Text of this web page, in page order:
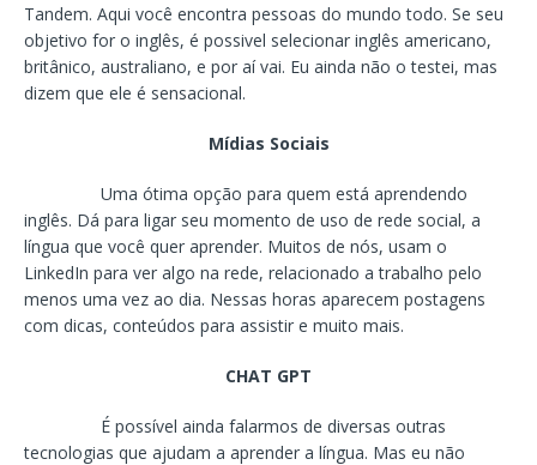
Tandem. Aqui você encontra pessoas do mundo todo. Se seu
objetivo for o inglês, é possivel selecionar inglês americano,
britânico, australiano, e por aí vai. Eu ainda não o testei, mas
dizem que ele é sensacional.
Mídias Sociais
Uma ótima opção para quem está aprendendo
inglês. Dá para ligar seu momento de uso de rede social, a
língua que você quer aprender. Muitos de nós, usam o
LinkedIn para ver algo na rede, relacionado a trabalho pelo
menos uma vez ao dia. Nessas horas aparecem postagens
com dicas, conteúdos para assistir e muito mais.
CHAT GPT
É possível ainda falarmos de diversas outras
tecnologias que ajudam a aprender a língua. Mas eu não